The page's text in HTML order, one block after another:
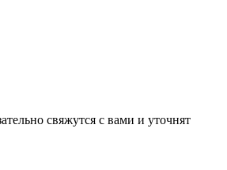
свяжутся с вами и уточнят